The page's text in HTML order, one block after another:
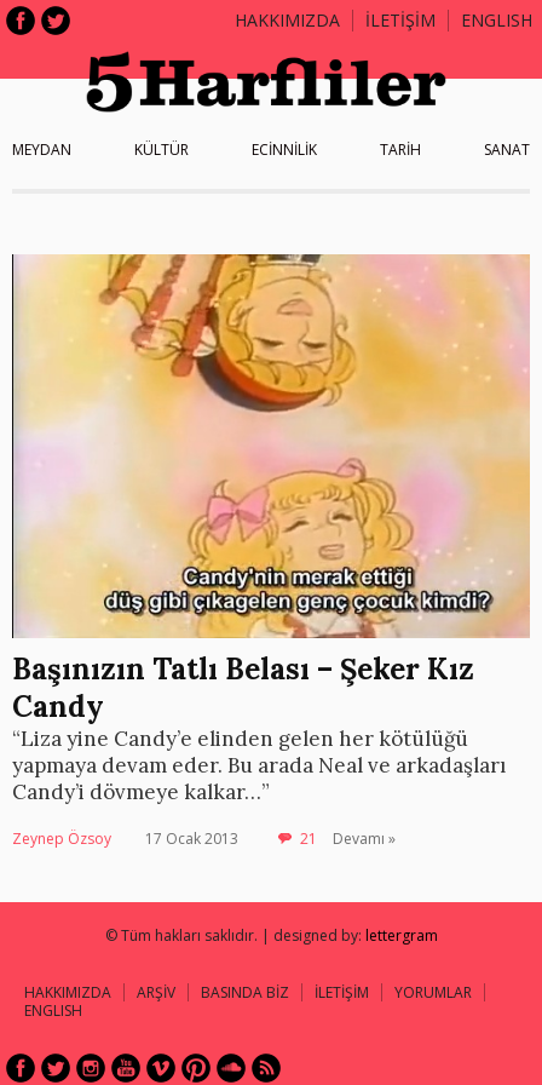
HAKKIMIZDA İLETİŞİM ENGLISH
MEYDAN KÜLTÜR ECİNNİLİK TARİH SANAT
Başınızın Tatlı Belası – Şeker Kız
Candy
“Liza yine Candy’e elinden gelen her kötülüğü
yapmaya devam eder. Bu arada Neal ve arkadaşları
Candy’i dövmeye kalkar…”
Zeynep Özsoy 17 Ocak 2013 21 Devamı »
© Tüm hakları saklıdır. | designed by: lettergram
HAKKIMIZDA ARŞİV BASINDA BİZ İLETİŞİM
YORUMLAR
ENGLISH